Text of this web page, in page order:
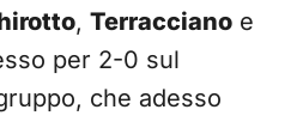
, Terracciano e
per 2-0 sul
che adesso